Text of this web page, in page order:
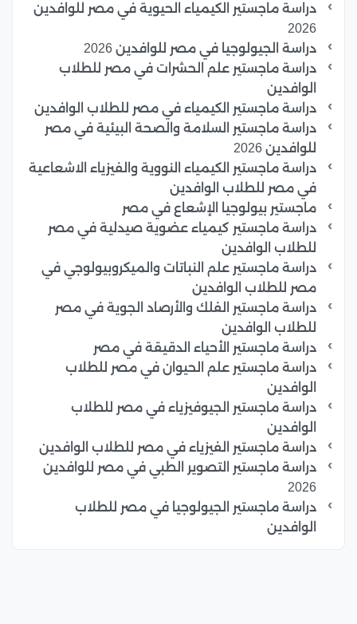
دراسة ماجستير الكيمياء الحيوية في مصر للوافدين
2026
دراسة الجيولوجيا في مصر للوافدين 2026
دراسة ماجستير علم الحشرات في مصر للطلاب
الوافدين
دراسة ماجستير الكيمياء في مصر للطلاب الوافدين
دراسة ماجستير السلامة والصحة البيئية في مصر
للوافدين 2026
دراسة ماجستير الكيمياء النووية والفيزياء الاشعاعية
في مصر للطلاب الوافدين
ماجستير بيولوجيا الإشعاع في مصر
دراسة ماجستير كيمياء عضوية صيدلية في مصر
للطلاب الوافدين
دراسة ماجستير علم النباتات والميكروبيولوجي في
مصر للطلاب الوافدين
دراسة ماجستير الفلك والأرصاد الجوية في مصر
للطلاب الوافدين
دراسة ماجستير الأحياء الدقيقة في مصر
دراسة ماجستير علم الحيوان في مصر للطلاب
الوافدين
دراسة ماجستير الجيوفيزياء في مصر للطلاب
الوافدين
دراسة ماجستير الفيزياء في مصر للطلاب الوافدين
دراسة ماجستير التصوير الطبي في مصر للوافدين
2026
دراسة ماجستير الجيولوجيا في مصر للطلاب
الوافدين